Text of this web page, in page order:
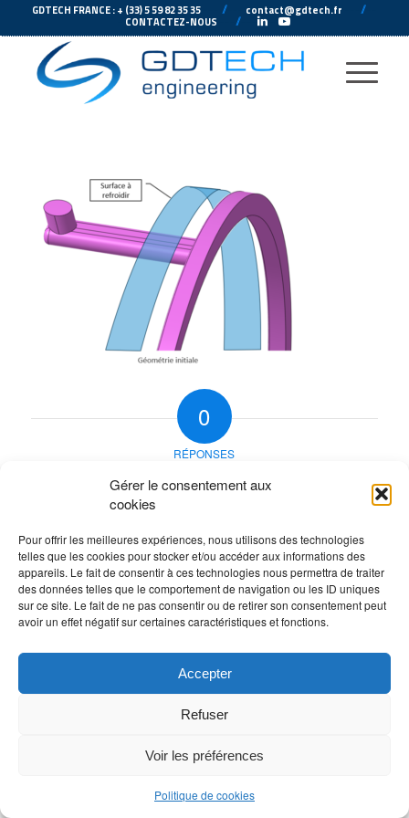
Gérer le consentement aux
cookies
Pour offrir les meilleures expériences, nous utilisons des technologies
telles que les cookies pour stocker et/ou accéder aux informations des
appareils. Le fait de consentir à ces technologies nous permettra de traiter
des données telles que le comportement de navigation ou les ID uniques
sur ce site. Le fait de ne pas consentir ou de retirer son consentement peut
avoir un effet négatif sur certaines caractéristiques et fonctions.
Accepter
Refuser
Voir les préférences
Politique de cookies
GDTECH FRANCE : + (33) 5 59 82 35 35 //--- contact@gdtech.fr //--
CONTACTEZ-NOUS ---// ---
0
RÉPONSES
Laisser un commentaire
N’hésitez pas à contribuer !
Vous devezvous connecterpour publier un
commentaire.